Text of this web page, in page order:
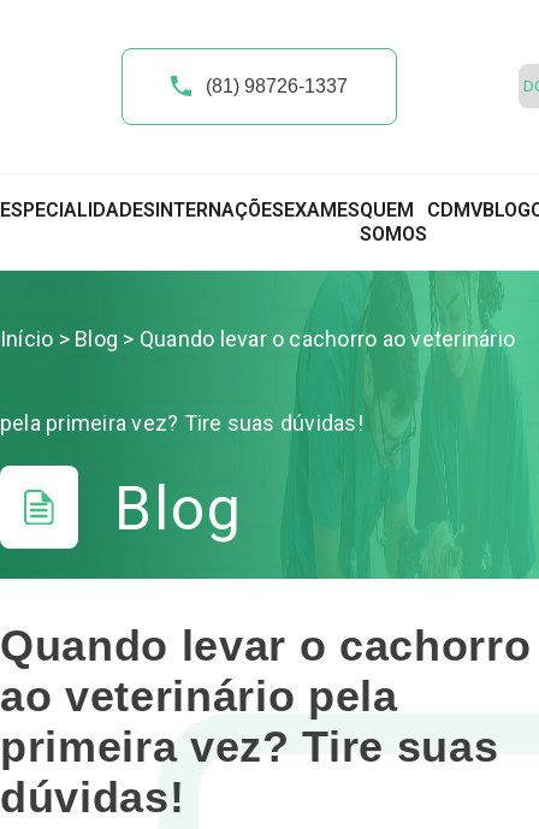
(81) 98726-1337
ESPECIALIDADESINTERNAÇÕESEXAMESQUEM
SOMOS
CDMVBLOG
Início > Blog > Quando levar o cachorro ao veterinário
pela primeira vez? Tire suas dúvidas!
Blog
Quando levar o cachorro
ao veterinário pela
primeira vez? Tire suas
dúvidas!